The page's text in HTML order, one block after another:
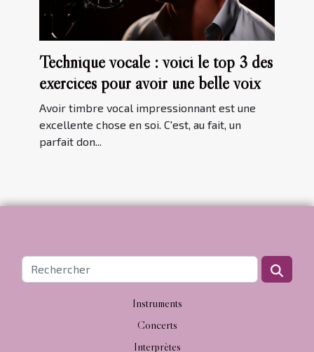
Technique vocale : voici le top 3 des
exercices pour avoir une belle voix
Avoir timbre vocal impressionnant est une
excellente chose en soi. C'est, au fait, un
parfait don...
Instruments
Concerts
Interprètes